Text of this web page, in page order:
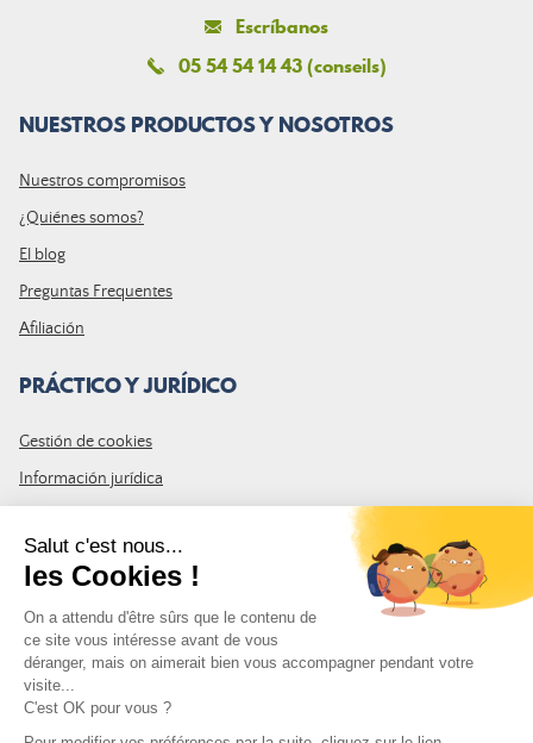
Escríbanos
05 54 54 14 43 (conseils)
NUESTROS PRODUCTOS Y NOSOTROS
Nuestros compromisos
¿Quiénes somos?
El blog
Preguntas Frequentes
Afiliación
PRÁCTICO Y JURÍDICO
Gestión de cookies
Información jurídica
Mapa del sitio
ÚNETE A LA COMUNIDAD
Suscríbase al boletín de LDLP para recibir las últimas noticias,
promociones y novedades